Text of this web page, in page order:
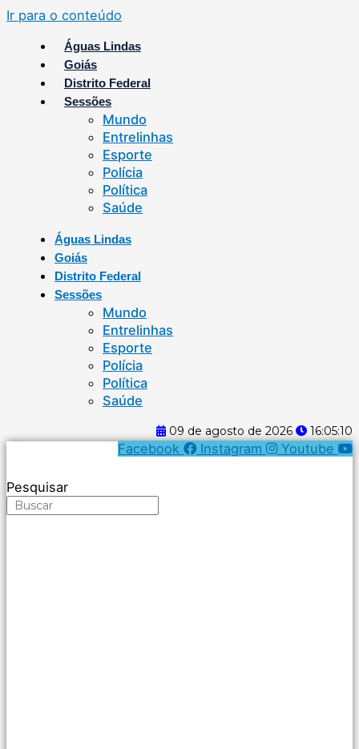
Ir para o conteúdo
Águas Lindas
Goiás
Distrito Federal
Sessões
Mundo
Entrelinhas
Esporte
Polícia
Política
Saúde
Águas Lindas
Goiás
Distrito Federal
Sessões
Mundo
Entrelinhas
Esporte
Polícia
Política
Saúde
09 de agosto de 2026 16:05:11
Facebook Instagram Youtube
Pesquisar